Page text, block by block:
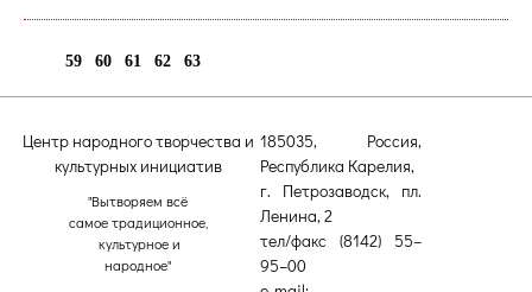
59 60 61 62 63
Центр народного творчества и
культурных инициатив
"Вытворяем всё
самое традиционное,
культурное и
народное"
185035, Россия,
Республика Карелия,
г. Петрозаводск, пл.
Ленина, 2
тел/факс (8142) 55–
95–00